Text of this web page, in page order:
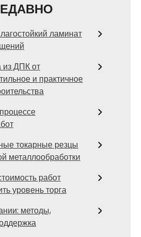
ламинат
из ДПК от
и практичное
токарные резцы
металлообработки
работ
уровень торга
методы,